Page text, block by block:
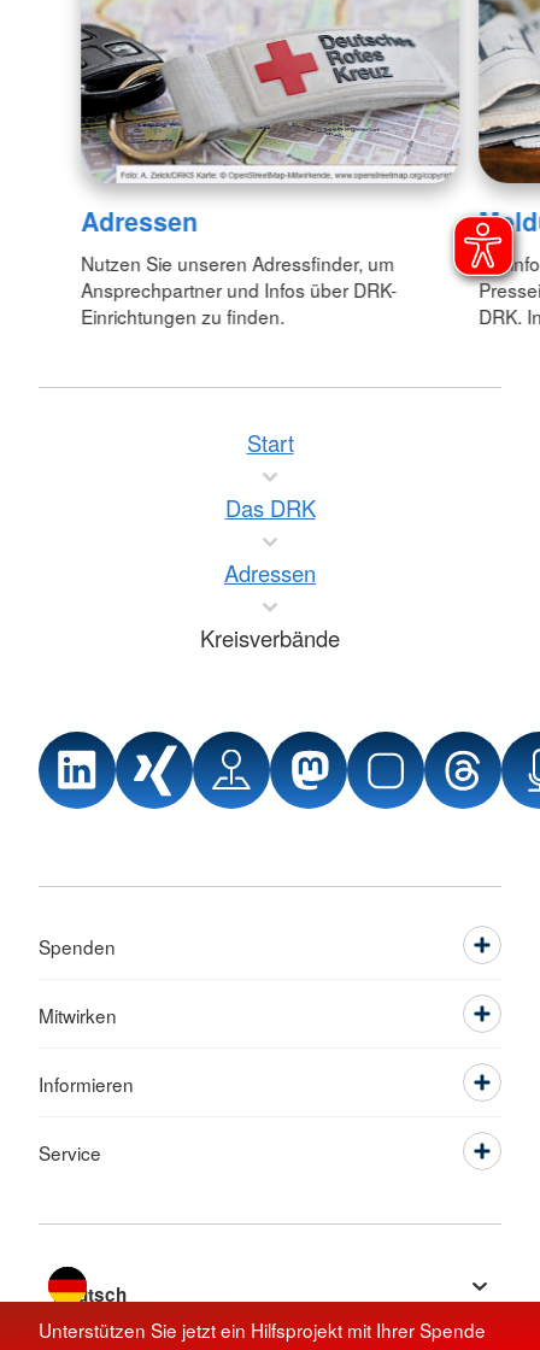
Adressen
Nutzen Sie unseren Adressfinder, um
Ansprechpartner und Infos über DRK-
Einrichtungen zu finden.
Wir
DRK.
Unterstützen Sie jetzt ein Hilfsprojekt mit Ihrer Spende
Start
Das DRK
Adressen
Kreisverbände
Spenden
Mitwirken
Informieren
Service
Sprache wechseln zu